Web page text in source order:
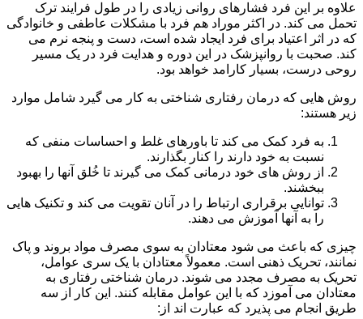
علاوه بر این فرد فشارهای روانی زیادی را در طول فرایند ترک
تحمل می کند. در اکثر موراد هم فرد با مشکلات عاطفی و خانوادگی
که در اثر اعتیاد برای فرد ایجاد شده است، دست و پنجه نرم می
کند. صحبت با روانپزشک در این دوره و هدایت فرد در یک مسیر
روحی درست، بسیار کارامد خواهد بود.
روش هایی که درمان رفتاری شناختی به کار می گیرد شامل موارد
زیر هستند:
به فرد کمک می کند تا باورهای غلط و احساسات منفی که
نسبت به خود دارند را کنار بگذارند.
از روش های خود درمانی کمک می گیرند تا خُلق آنها را بهبود
ببخشند.
توانایی برقراری ارتباط را در آنان تقویت می کند و تکنیک هایی
را به آنها آموزش می دهند.
چیزی که باعث می شود معتادان به سوی مصرف مواد بروند و پاک
نمانند، تحریک ذهنی است. معمولاً معتادان با یک سری عوامل،
تحریک به مصرف مجدد می شوند. درمان شناختی رفتاری به
معتادان می آموزد که با این عوامل مقابله کنند. این کار از سه
طریق انجام می پذیرد که عبارت اند از: